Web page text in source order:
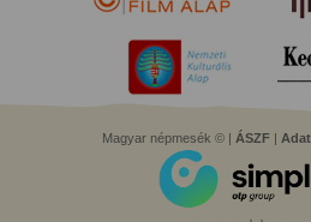
Magyar népmesék © | ÁSZF